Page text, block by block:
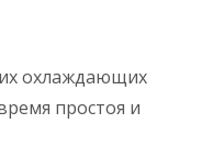
охлаждающих
простоя и